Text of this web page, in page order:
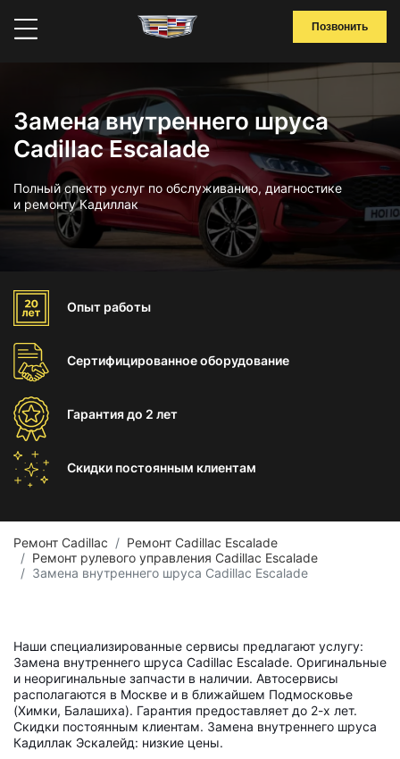
Позвонить
Замена внутреннего шруса
Cadillac Escalade
Полный спектр услуг по обслуживанию, диагностике
и ремонту Кадиллак
Опыт работы
Сертифицированноеоборудование
Гарантиядо 2 лет
Скидки постоянным клиентам
Ремонт Cadillac
Ремонт Cadillac Escalade
Ремонт рулевого управления Cadillac Escalade
Замена внутреннего шруса Cadillac Escalade
Наши специализированные сервисы предлагают услугу:
Замена внутреннего шруса Cadillac Escalade. Оригинальные
и неоригинальные запчасти в наличии. Автосервисы
располагаются в Москве и в ближайшем Подмосковье
(Химки, Балашиха). Гарантия предоставляет до 2-х лет.
Скидки постоянным клиентам. Замена внутреннего шруса
Кадиллак Эскалейд: низкие цены.